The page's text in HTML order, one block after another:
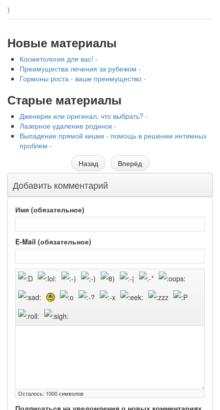
)
Новые материалы
Косметология для вас! -
Преимущества лечения за рубежом -
Гормоны роста - ваше преимущество -
Старые материалы
Дженерик или оригинал, что выбрать? -
Лазерное удаление родинок -
Выпадение прямой кишки - помощь в решении интимных
проблем -
Назад
Вперёд
Добавить комментарий
Имя (обязательное)
E-Mail (обязательное)
Осталось: 1000символов
Подписаться на уведомления о новых комментариях